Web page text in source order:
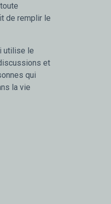
de remplir le
utilise le
et
qui
la vie